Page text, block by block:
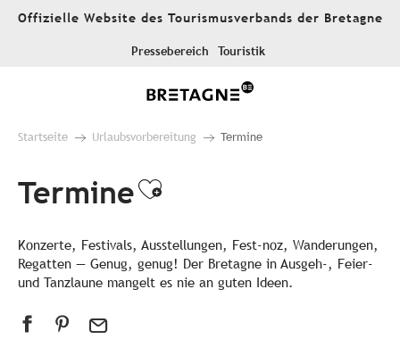
AllerOffizielle Website des Tourismusverbands der Bretagne
Pressebereich Touristik
Startseite Urlaubsvorbereitung Termine
TermineAjouter aux
Konzerte, Festivals, Ausstellungen, Fest-noz, Wanderungen,
Regatten — Genug, genug! Der Bretagne in Ausgeh-, Feier-
und Tanzlaune mangelt es nie an guten Ideen.